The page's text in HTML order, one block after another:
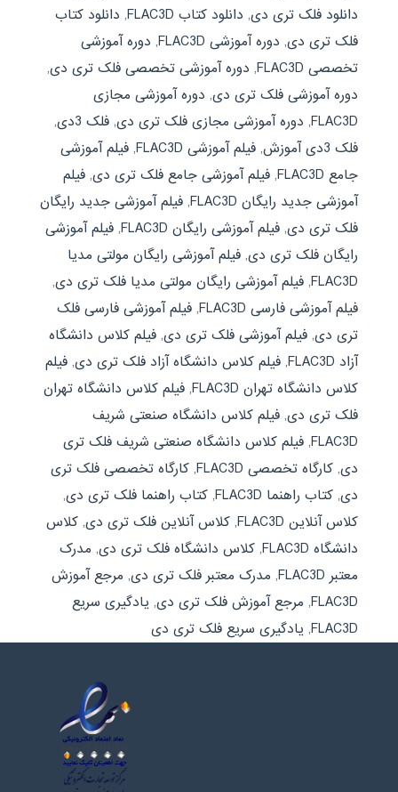
دانلود فلک تری دی, دانلود کتاب FLAC3D , دانلود کتاب
فلک تری دی, دوره آموزشی FLAC3D , دوره آموزشی
تخصصی FLAC3D
, دوره آموزشی تخصصی فلک تری دی,
دوره آموزشی فلک تری دی, دوره آموزشی مجازی
FLAC3D
, دوره آموزشی مجازی فلک تری دی, فلک 3دی
,
فلک 3دی آموزش
, فیلم آموزشی FLAC3D , فیلم آموزشی
جامع FLAC3D
, فیلم آموزشی جامع فلک تری دی, فیلم
آموزشی جدید رایگان FLAC3D
, فیلم آموزشی جدید رایگان
فلک تری دی, فیلم آموزشی رایگان FLAC3D , فیلم آموزشی
رایگان فلک تری دی, فیلم آموزشی رایگان مولتی مدیا
FLAC3D
, فیلم آموزشی رایگان مولتی مدیا فلک تری دی,
فیلم آموزشی فارسی FLAC3D
, فیلم آموزشی فارسی فلک
تری دی, فیلم آموزشی فلک تری دی, فیلم کلاس دانشگاه
آزاد FLAC3D
, فیلم کلاس دانشگاه آزاد فلک تری دی, فیلم
کلاس دانشگاه تهران FLAC3D
, فیلم کلاس دانشگاه تهران
فلک تری دی, فیلم کلاس دانشگاه صنعتی شریف
FLAC3D
, فیلم کلاس دانشگاه صنعتی شریف فلک تری
دی, کارگاه تخصصی FLAC3D , کارگاه تخصصی فلک تری
دی, کتاب راهنما FLAC3D , کتاب راهنما فلک تری دی,
کلاس آنلاین FLAC3D
, کلاس آنلاین فلک تری دی, کلاس
دانشگاه FLAC3D
, کلاس دانشگاه فلک تری دی, مدرک
معتبر FLAC3D
, مدرک معتبر فلک تری دی, مرجع آموزش
FLAC3D
, مرجع آموزش فلک تری دی, یادگیری سریع
FLAC3D
, یادگیری سریع فلک تری دی